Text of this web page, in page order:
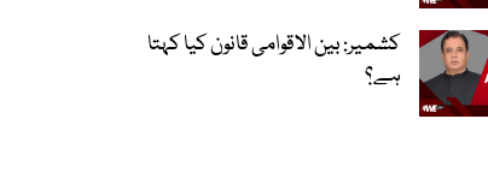
کشمیر: بین الاقوامی قانون کیا کہتا
ہے؟